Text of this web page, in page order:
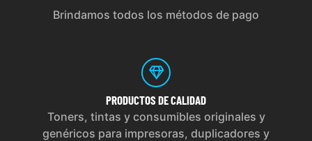
Brindamos todos los métodos de pago
PRODUCTOS DE CALIDAD
Toners, tintas y consumibles originales y
genéricos para impresoras, duplicadores y